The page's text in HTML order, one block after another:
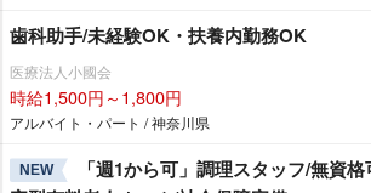
歯科助手/未経験OK・扶養内勤務OK
医療法人小國会
時給1,500円～1,800円
アルバイト・パート / 神奈川県
NEW
「週1から可」調理スタッフ/無資